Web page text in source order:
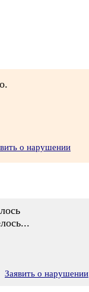
о нарушении
Заявить о нарушении